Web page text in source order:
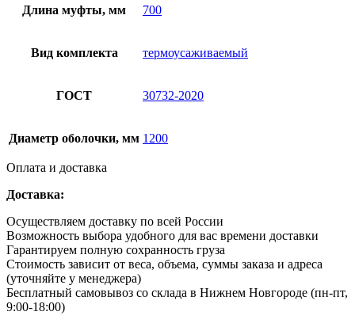
Длина муфты, мм 700
Вид комплекта термоусаживаемый
ГОСТ 30732-2020
Диаметр оболочки, мм 1200
Оплата и доставка
Доставка:
Осуществляем доставку по всей России
Возможность выбора удобного для вас времени доставки
Гарантируем полную сохранность груза
Стоимость зависит от веса, объема, суммы заказа и адреса
(уточняйте у менеджера)
Бесплатный самовывоз со склада в Нижнем Новгороде (пн-пт,
9:00-18:00)